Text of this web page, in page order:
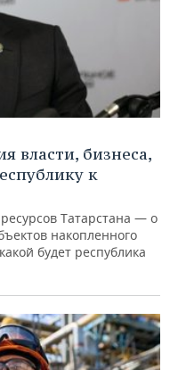
власти, бизнеса,
к
Татарстана — о
накопленного
будет республика